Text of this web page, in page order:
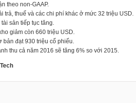
theo non-GAAP.
trả, thuế và các chi phí khác ở mức 32 triệu USD.
sản tiếp tục tăng.
giảm còn 660 triệu USD.
bản đạt 930 triệu cổ phiếu.
thu cả năm 2016 sẽ tăng 6% so với 2015.